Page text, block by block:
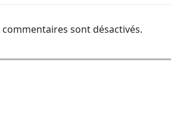
commentaires sont désactivés.